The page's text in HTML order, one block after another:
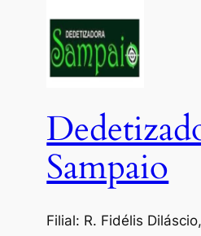
Sampaio
Filial: R. Fidélis